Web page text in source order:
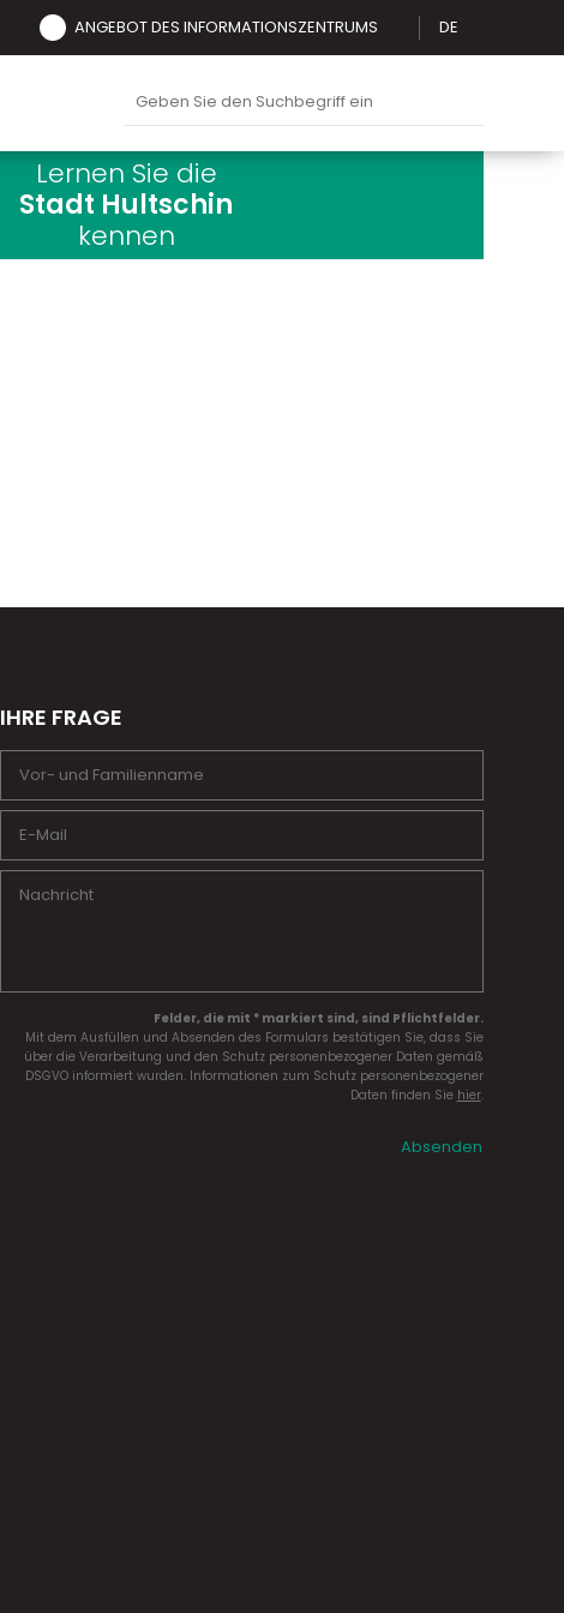
ANGEBOT DES INFORMATIONSZENTRUMS DE
Lernen Sie die
Stadt Hultschin
kennen
IHRE FRAGE
Felder, die mit * markiert sind, sind Pflichtfelder.
Mit dem Ausfüllen und Absenden des Formulars bestätigen Sie, dass Sie
über die Verarbeitung und den Schutz personenbezogener Daten gemäß
DSGVO informiert wurden. Informationen zum Schutz personenbezogener
Daten finden Sie hier.
Absenden